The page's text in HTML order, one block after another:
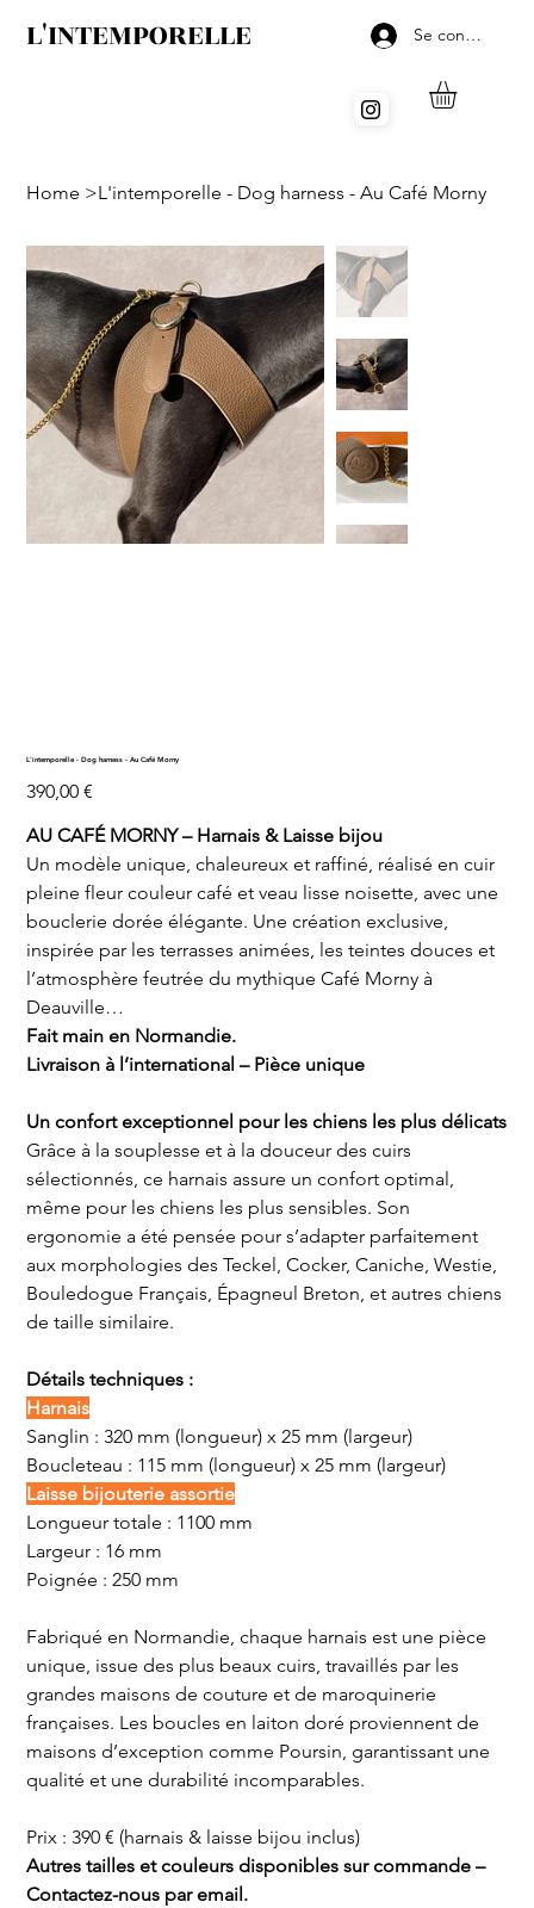
L'INTEMPORELLE Se connecter
Home >L'intemporelle - Dog harness - Au Café Morny
L'intemporelle - Dog harness - Au Café Morny
Prix
390,00 €
AU CAFÉ MORNY – Harnais & Laisse bijou
Un modèle unique, chaleureux et raffiné, réalisé en cuir
pleine fleur couleur café et veau lisse noisette, avec une
bouclerie dorée élégante. Une création exclusive,
inspirée par les terrasses animées, les teintes douces et
l’atmosphère feutrée du mythique Café Morny à
Deauville…
Fait main en Normandie.
Livraison à l’international – Pièce unique
Un confort exceptionnel pour les chiens les plus délicats
Grâce à la souplesse et à la douceur des cuirs
sélectionnés, ce harnais assure un confort optimal,
même pour les chiens les plus sensibles. Son
ergonomie a été pensée pour s’adapter parfaitement
aux morphologies des Teckel, Cocker, Caniche, Westie,
Bouledogue Français, Épagneul Breton, et autres chiens
de taille similaire.
Détails techniques :
Harnais
Sanglin : 320 mm (longueur) x 25 mm (largeur)
Boucleteau : 115 mm (longueur) x 25 mm (largeur)
Laisse bijouterie assortie
Longueur totale : 1100 mm
Largeur : 16 mm
Poignée : 250 mm
Fabriqué en Normandie, chaque harnais est une pièce
unique, issue des plus beaux cuirs, travaillés par les
grandes maisons de couture et de maroquinerie
françaises. Les boucles en laiton doré proviennent de
maisons d’exception comme Poursin, garantissant une
qualité et une durabilité incomparables.
Prix : 390 € (harnais & laisse bijou inclus)
Autres tailles et couleurs disponibles sur commande –
Contactez-nous par email.